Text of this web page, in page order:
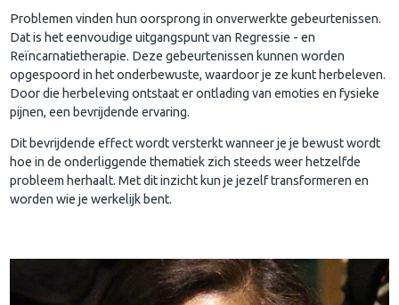
Problemen vinden hun oorsprong in onverwerkte gebeurtenissen.
Dat is het eenvoudige uitgangspunt van Regressie - en
Reïncarnatietherapie. Deze gebeurtenissen kunnen worden
opgespoord in het onderbewuste, waardoor je ze kunt herbeleven.
Door die herbeleving ontstaat er ontlading van emoties en fysieke
pijnen, een bevrijdende ervaring.
Dit bevrijdende effect wordt versterkt wanneer je je bewust wordt
hoe in de onderliggende thematiek zich steeds weer hetzelfde
probleem herhaalt. Met dit inzicht kun je jezelf transformeren en
worden wie je werkelijk bent.